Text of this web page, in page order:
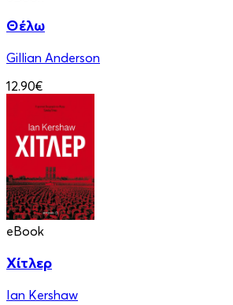
Θέλω
Gillian Anderson
12.90€
eBook
Χίτλερ
Ian Kershaw